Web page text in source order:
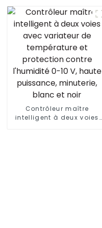
Contrôleur maître
intelligent à deux voies